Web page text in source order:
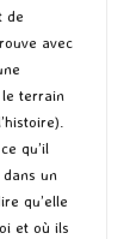
de
avec
le terrain
qu’il
un
qu’elle
et où ils